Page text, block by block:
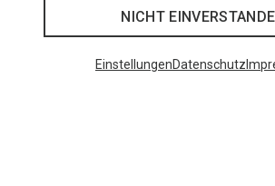
NICHT
EinstellungenDatenschutz